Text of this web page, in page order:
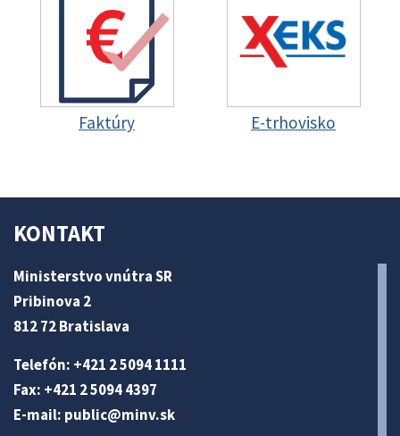
Faktúry E-trhovisko
KONTAKT
Ministerstvo vnútra SR
Pribinova 2
812 72 Bratislava
Telefón: +421 2 5094 1111
Fax: +421 2 5094 4397
E-mail: public@minv.sk